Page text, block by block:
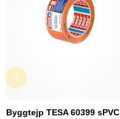
Byggtejp TESA 60399 sPVC